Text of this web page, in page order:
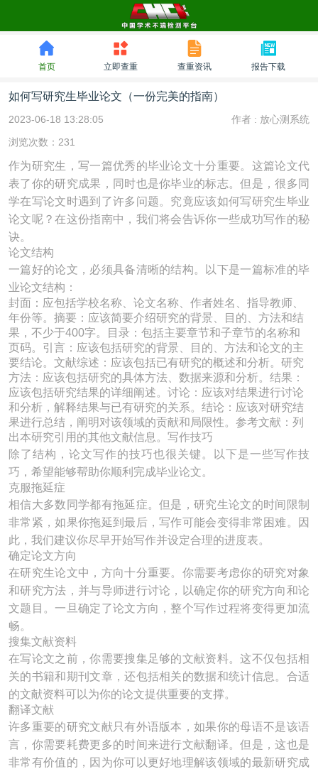
首页 立即查重 查重资讯 报告下载
如何写研究生毕业论文（一份完美的指南）
2023-06-18 13:28:05 作者 : 放心测系统
浏览次数：231
作为研究生，写一篇优秀的毕业论文十分重要。这篇论文代
表了你的研究成果，同时也是你毕业的标志。但是，很多同
学在写论文时遇到了许多问题。究竟应该如何写研究生毕业
论文呢？在这份指南中，我们将会告诉你一些成功写作的秘
诀。
论文结构
一篇好的论文，必须具备清晰的结构。以下是一篇标准的毕
业论文结构：
封面：应包括学校名称、论文名称、作者姓名、指导教师、
年份等。摘要：应该简要介绍研究的背景、目的、方法和结
果，不少于400字。目录：包括主要章节和子章节的名称和
页码。引言：应该包括研究的背景、目的、方法和论文的主
要结论。文献综述：应该包括已有研究的概述和分析。研究
方法：应该包括研究的具体方法、数据来源和分析。结果：
应该包括研究结果的详细阐述。讨论：应该对结果进行讨论
和分析，解释结果与已有研究的关系。结论：应该对研究结
果进行总结，阐明对该领域的贡献和局限性。参考文献：列
出本研究引用的其他文献信息。写作技巧
除了结构，论文写作的技巧也很关键。以下是一些写作技
巧，希望能够帮助你顺利完成毕业论文。
克服拖延症
相信大多数同学都有拖延症。但是，研究生论文的时间限制
非常紧，如果你拖延到最后，写作可能会变得非常困难。因
此，我们建议你尽早开始写作并设定合理的进度表。
确定论文方向
在研究生论文中，方向十分重要。你需要考虑你的研究对象
和研究方法，并与导师进行讨论，以确定你的研究方向和论
文题目。一旦确定了论文方向，整个写作过程将变得更加流
畅。
搜集文献资料
在写论文之前，你需要搜集足够的文献资料。这不仅包括相
关的书籍和期刊文章，还包括相关的数据和统计信息。合适
的文献资料可以为你的论文提供重要的支撑。
翻译文献
许多重要的研究文献只有外语版本，如果你的母语不是该语
言，你需要耗费更多的时间来进行文献翻译。但是，这也是
非常有价值的，因为你可以更好地理解该领域的最新研究成